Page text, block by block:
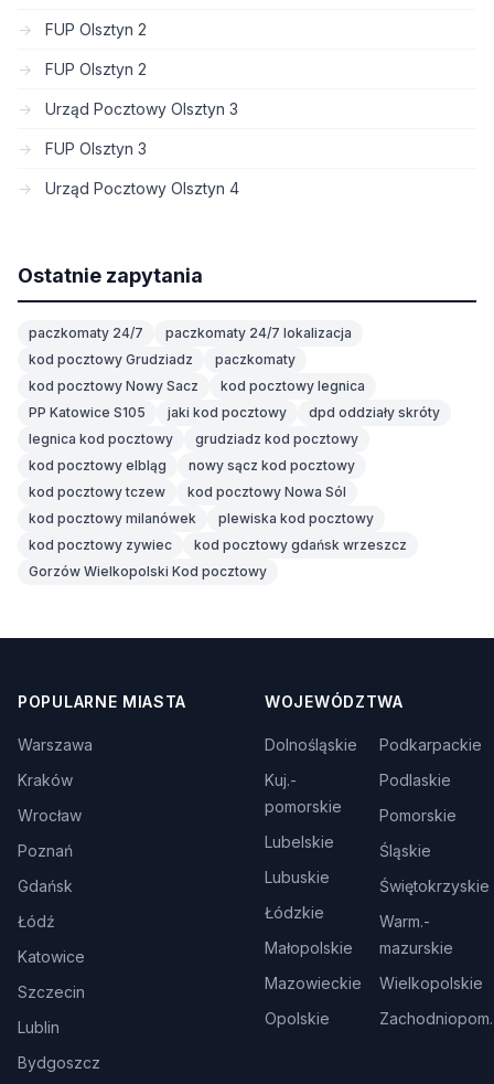
FUP Olsztyn 2
FUP Olsztyn 2
Urząd Pocztowy Olsztyn 3
FUP Olsztyn 3
Urząd Pocztowy Olsztyn 4
Ostatnie zapytania
paczkomaty 24/7
paczkomaty 24/7 lokalizacja
kod pocztowy Grudziadz
paczkomaty
kod pocztowy Nowy Sacz
kod pocztowy legnica
PP Katowice S105
jaki kod pocztowy
dpd oddziały skróty
legnica kod pocztowy
grudziadz kod pocztowy
kod pocztowy elbląg
nowy sącz kod pocztowy
kod pocztowy tczew
kod pocztowy Nowa Sól
kod pocztowy milanówek
plewiska kod pocztowy
kod pocztowy zywiec
kod pocztowy gdańsk wrzeszcz
Gorzów Wielkopolski Kod pocztowy
POPULARNE MIASTA
Warszawa
Kraków
Wrocław
Poznań
Gdańsk
Łódź
Katowice
Szczecin
Lublin
Bydgoszcz
WOJEWÓDZTWA
Dolnośląskie
Kuj.-
pomorskie
Lubelskie
Lubuskie
Łódzkie
Małopolskie
Mazowieckie
Opolskie
Podkarpackie
Podlaskie
Pomorskie
Śląskie
Świętokrzyskie
Warm.-
mazurskie
Wielkopolskie
Zachodniopom.